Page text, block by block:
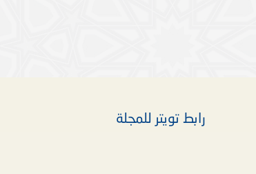
رابط تويتر للمجلة